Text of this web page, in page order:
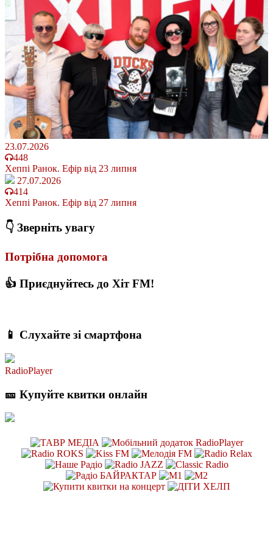
23.07.2026
448
Хеппі Ранок. Ефір від 23 липня
27.07.2026
414
Хеппі Ранок. Ефір від 27 липня
👇 Зверніть увагу
Потрібна допомога
👍 Приєднуйтесь до Хіт FM!
📱 Слухайте зі смартфона
RadioPlayer
🎫 Купуйте квитки онлайн